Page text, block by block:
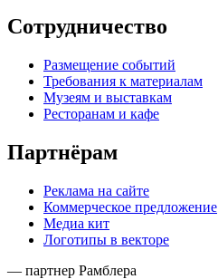
Сотрудничество
Размещение событий
Требования к материалам
Музеям и выставкам
Ресторанам и кафе
Партнёрам
Реклама на сайте
Коммерческое предложение
Медиа кит
Логотипы в векторе
— партнер Рамблера